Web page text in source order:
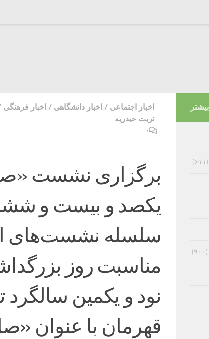
اخبار اجتماعی / اخبار دانشگاهی / اخبار فرهنگی
تربت حیدریه
۰
برگزاری نشست
یکصد و بیست و
سلسله نشست‌های
مناسبت روز
نود و یکمین سالگرد
قهرمان با عنوان
بیشتر
(۶۱۱)
(۹۰۰)